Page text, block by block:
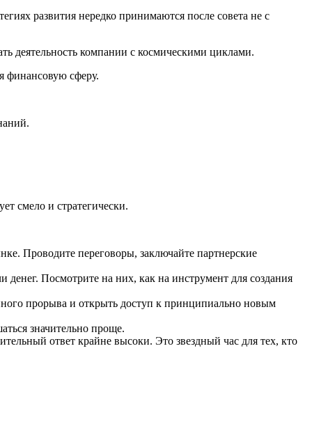
развития нередко принимаются после совета не с
деятельность компании с космическими циклами.
финансовую сферу.
смело и стратегически.
Проводите переговоры, заключайте партнерские
Посмотрите на них, как на инструмент для создания
прорыва и открыть доступ к принципиально новым
значительно проще.
ответ крайне высоки. Это звездный час для тех, кто